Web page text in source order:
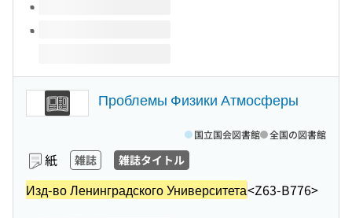
Проблемы Физики Атмосферы
紙 雑誌 雑誌タイトル
Изд-во Ленинградского Университета<Z63-B776>
国立国会図書館 全国の図書館